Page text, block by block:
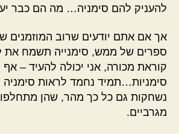
להעניק להם סימניה… מה הם כבר
אך אם אתם יודעים שרוב המוזמנים
ספרים של ממש, סימנייה תשמח את
קוראת מכורה, אני יכולה להעיד –
סימניות…תמיד נחמד לראות
נשחקות גם כל כך מהר, שהן
מגרביים.